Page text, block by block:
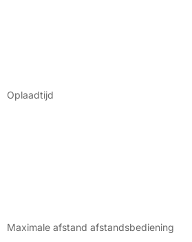
Oplaadtijd
Maximale afstand afstandsbediening